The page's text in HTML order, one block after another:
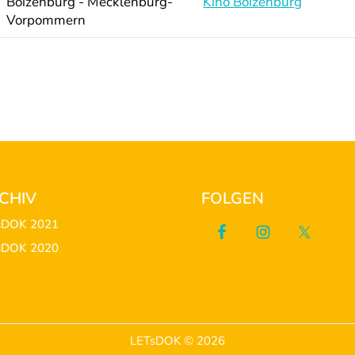
Vorpommern
2021
2020
FOLGEN
LETsDOK © 2026